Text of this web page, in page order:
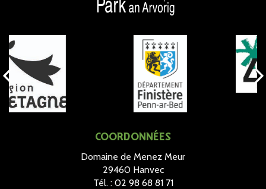
NOS PARTENAIRES
COORDONNÉES
Domaine de Menez Meur
29460 Hanvec
Tél. : 02 98 68 81 71